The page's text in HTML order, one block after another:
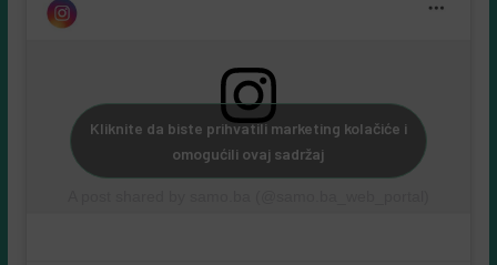
Kliknite da biste prihvatili marketing kolačiće i
omogućili ovaj sadržaj